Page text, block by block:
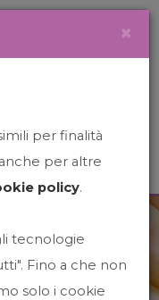
×
per finalità
per altre
policy.
tecnologie
Fino a che non
solo i cookie